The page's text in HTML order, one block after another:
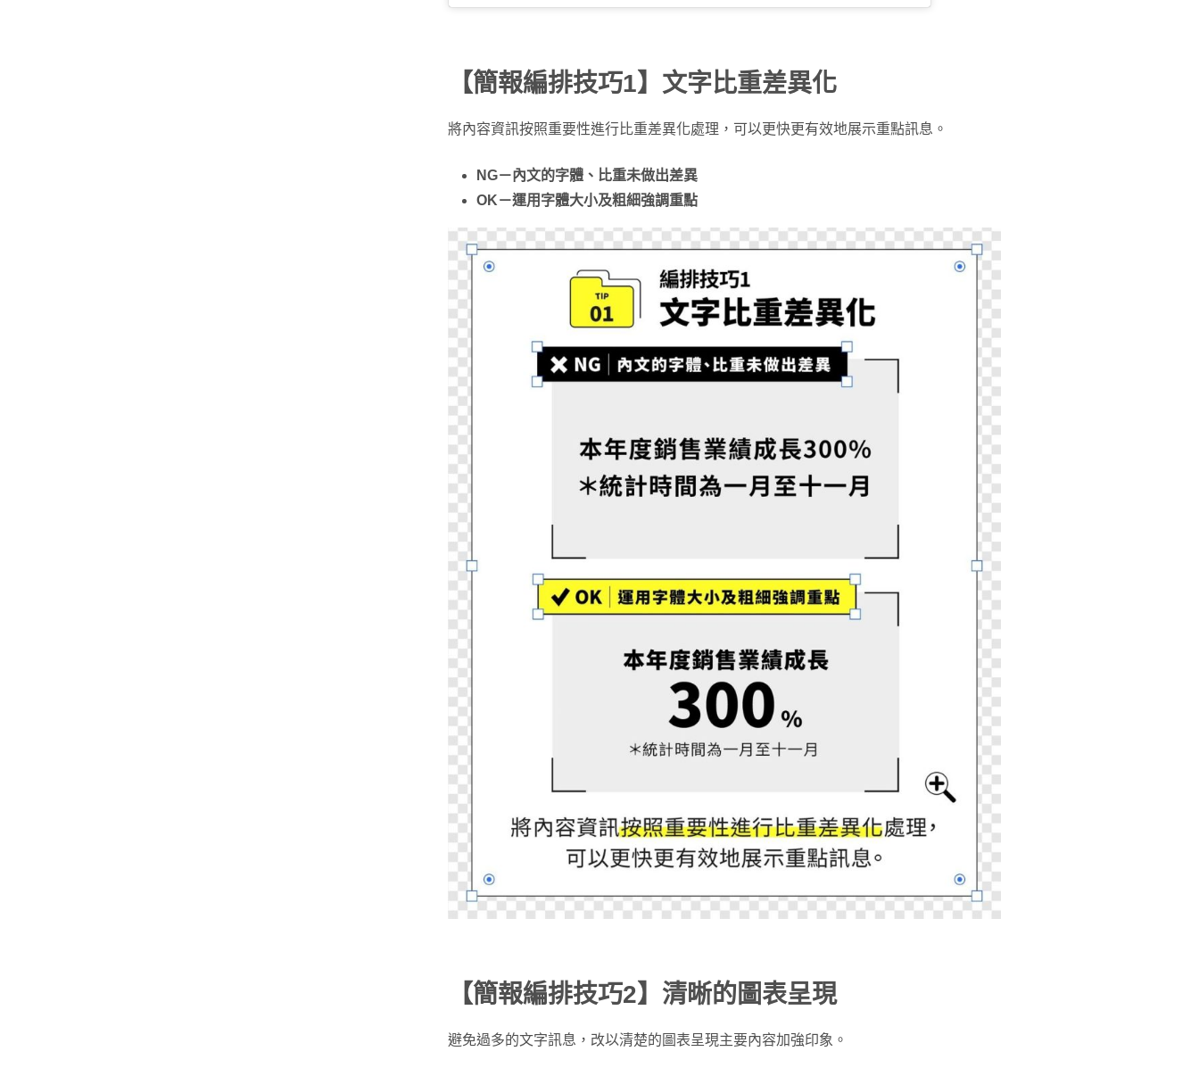
【簡報編排技巧1】文字比重差異化
將內容資訊按照重要性進行比重差異化處理，可以更快更有效地展示重點訊息。
NG－內文的字體、比重未做出差異
OK－運用字體大小及粗細強調重點
【簡報編排技巧2】清晰的圖表呈現
避免過多的文字訊息，改以清楚的圖表呈現主要內容加強印象。